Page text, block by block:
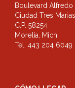
Boulevard
Ciudad Tres Marias
C.P. 58254
Morelia, Mich.
Tel. 443 204 6049